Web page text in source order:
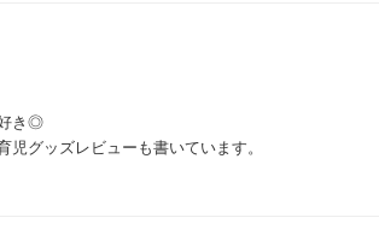
き◎
グッズレビューも書いています。